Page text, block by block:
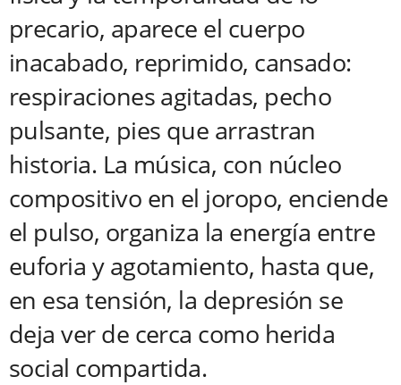
precario, aparece el cuerpo
inacabado, reprimido, cansado:
respiraciones agitadas, pecho
pulsante, pies que arrastran
historia. La música, con núcleo
compositivo en el joropo, enciende
el pulso, organiza la energía entre
euforia y agotamiento, hasta que,
en esa tensión, la depresión se
deja ver de cerca como herida
social compartida.